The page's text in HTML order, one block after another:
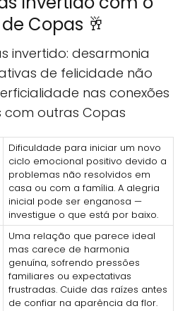
Copas 🥂
invertido: desarmonia
de felicidade não
nas conexões
com outras Copas
Dificuldade para iniciar um novo
ciclo emocional positivo devido a
problemas não resolvidos em
casa ou com a família. A alegria
inicial pode ser enganosa —
investigue o que está por baixo.
Uma relação que parece ideal
mas carece de harmonia
genuína, sofrendo pressões
familiares ou expectativas
frustradas. Cuide das raízes antes
de confiar na aparência da flor.